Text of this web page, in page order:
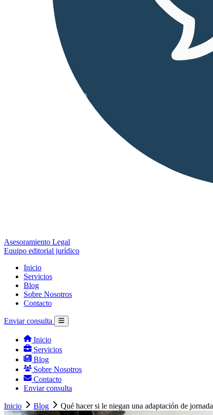
Asesoramiento Legal
Equipo editorial jurídico
Inicio
Servicios
Blog
Sobre Nosotros
Contacto
Enviar consulta
Inicio
Servicios
Blog
Sobre Nosotros
Contacto
Enviar consulta
Inicio Blog Qué hacer si le niegan una adaptación de jornada